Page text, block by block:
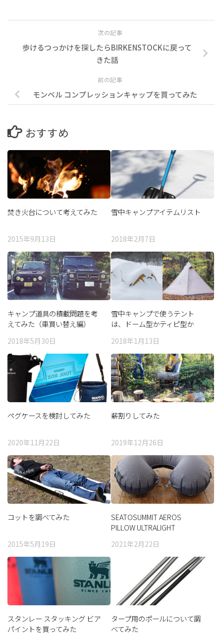
次の記事
歩けるつっかけを探したらBIRKENSTOCKに戻って
きた話
前の記事
モンベル コンプレッションキャップを買ってみた
おすすめ
焚き火台について考えてみた
2015年9月13日
雪中キャンプアイテムリスト
2018年2月7日
キャンプ道具の積載問題を考
えてみた（車買い替え編）
2018年5月30日
雪中キャンプで使うテント
は、ドーム型かティピ型か
2018年1月13日
ペグケースを検討してみた
2020年11月22日
薪割りしてみた
2019年12月26日
コットを調べてみた
2015年5月19日
SEATOSUMMIT AEROS
PILLOW ULTRALIGHT
2021年2月22日
スタンレー スタッキング ビア
パイントを買ってみた
タープ用のポールについて調
べてみた